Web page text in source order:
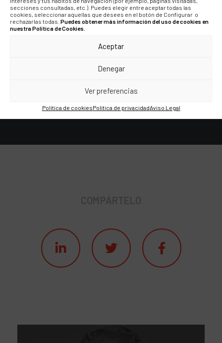
secciones consultadas, etc.). Puedes elegir entre aceptar todas las
cookies, seleccionar aquellas que desees en el botón de Configurar o
rechazarlas todas. Puedes obtener más información del uso de cookies en
nuestra Política de Cookies.
Aceptar
Denegar
Ver preferencias
Política de cookiesPolítica de privacidadAviso Legal
logramos apoyándonos en
todo el universo visual que
creamos para la marca que
logró generar una web
atractiva e interesante.”